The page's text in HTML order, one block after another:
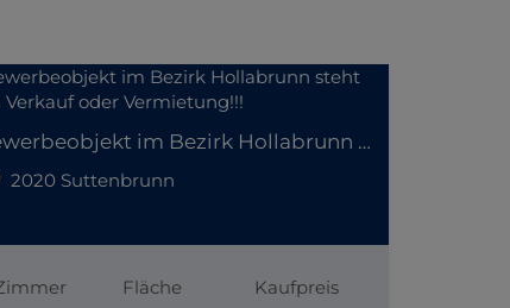
Gewerbeobjekt im Bezirk Hollabrunn steht zum Verkauf oder Vermietung!!!
2020 Suttenbrunn
Fläche
Kaufpreis